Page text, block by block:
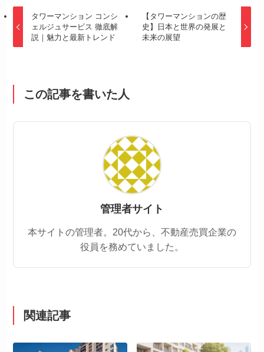
タワーマンション コンシ
ェルジュサービス 徹底解
説｜魅力と最新トレンド
【タワーマンションの歴
史】日本と世界の発展と
未来の展望
この記事を書いた人
管理者サイト
本サイトの管理者。20代から、不動産売買企業の
役員を務めていました。
関連記事